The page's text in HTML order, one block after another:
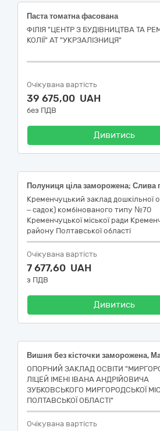
Паста томатна фасована
ФІЛІЯ "ЦЕНТР З БУДІВНИЦТВА ТА
КОЛІЇ" АТ "УКРЗАЛІЗНИЦЯ"
Очікувана вартість
39 675,00 UAH
без ПДВ
Дивитись
Кременчуцький заклад дошкільної
– садок) комбінованого типу №70
Кременчуцької міської ради
району Полтавської області
Очікувана вартість
7 677,60 UAH
з ПДВ
Дивитись
ОПОРНИЙ ЗАКЛАД ОСВІТИ
ЛІЦЕЙ ІМЕНІ ІВАНА АНДРІЙОВИЧА
ЗУБКОВСЬКОГО МИРГОРОДСЬКОЇ
ПОЛТАВСЬКОЇ ОБЛАСТІ"
Очікувана вартість